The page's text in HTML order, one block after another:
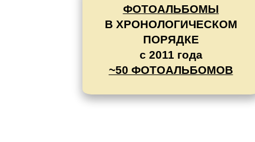
ФОТОАЛЬБОМЫ
В ХРОНОЛОГИЧЕСКОМ
ПОРЯДКЕ
с 2011 года
~50 ФОТОАЛЬБОМОВ